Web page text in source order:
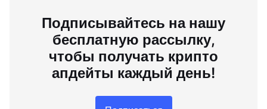
Подписывайтесь на нашу
бесплатную рассылку,
чтобы получать крипто
апдейты каждый день!